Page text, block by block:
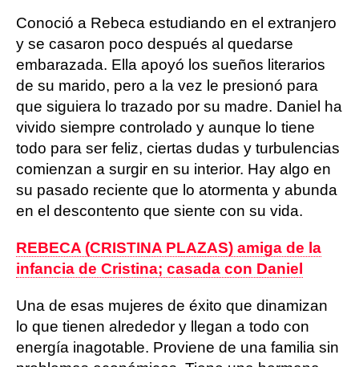
Conoció a Rebeca estudiando en el extranjero
y se casaron poco después al quedarse
embarazada. Ella apoyó los sueños literarios
de su marido, pero a la vez le presionó para
que siguiera lo trazado por su madre. Daniel ha
vivido siempre controlado y aunque lo tiene
todo para ser feliz, ciertas dudas y turbulencias
comienzan a surgir en su interior. Hay algo en
su pasado reciente que lo atormenta y abunda
en el descontento que siente con su vida.
REBECA (CRISTINA PLAZAS) amiga de la
infancia de Cristina; casada con Daniel
Una de esas mujeres de éxito que dinamizan
lo que tienen alrededor y llegan a todo con
energía inagotable. Proviene de una familia sin